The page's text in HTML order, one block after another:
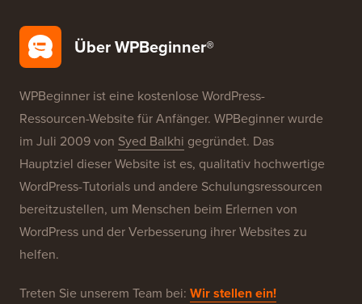
Kostenlose Blog-Einrichtung
Unsere Marken
Über WPBeginner®
WPBeginner ist eine kostenlose WordPress-
Ressourcen-Website für Anfänger. WPBeginner wurde
Hauptziel dieser Website ist es, qualitativ hochwertige